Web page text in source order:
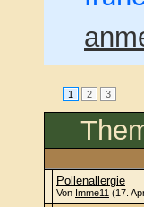
1 2 3
Pollenallergie
Von Imme11 (17.